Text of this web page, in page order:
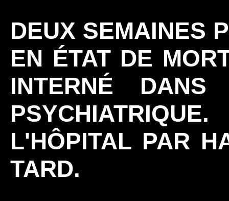
DEUX SEMAINES
EN ÉTAT DE
INTERNÉ DANS
L'HÔPITAL PAR
TARD.